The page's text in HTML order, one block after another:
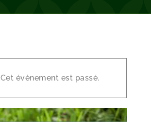
Cet évènement est passé.